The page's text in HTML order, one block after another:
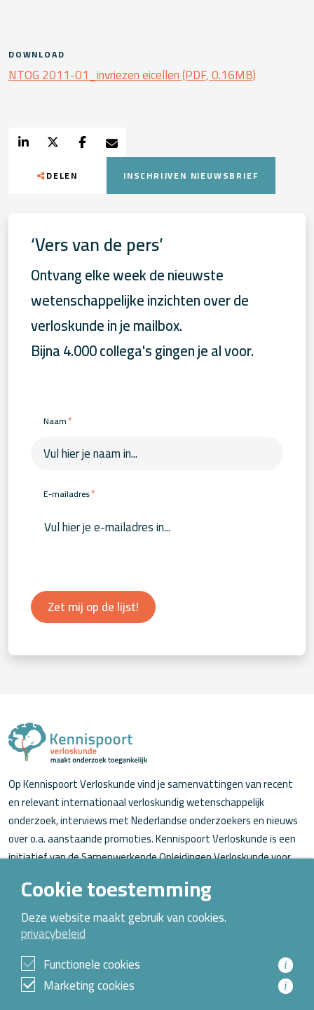
DOWNLOAD
NTOG 2011-01_invriezen eicellen (PDF, 0.16MB)
DELEN INSCHRIJVEN NIEUWSBRIEF
‘Vers van de pers’
Ontvang elke week de nieuwste
wetenschappelijke inzichten over de
verloskunde in je mailbox.
Bijna 4.000 collega's gingen je al voor.
Naam*
E-mailadres*
Zet mij op de lijst!
Op Kennispoort Verloskunde vind je samenvattingen van recent
en relevant internationaal verloskundig wetenschappelijk
onderzoek, interviews met Nederlandse onderzoekers en nieuws
over o.a. aanstaande promoties. Kennispoort Verloskunde is een
initiatief van de Samenwerkende Opleidingen Verloskunde voor
Over Kennispoort Verloskunde
Contact
Archief
Cookie toestemming
Deze website maakt gebruik van cookies.
privacybeleid
Functionele cookies
i
Marketing cookies i